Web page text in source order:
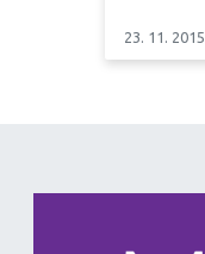
23. 11. 2015